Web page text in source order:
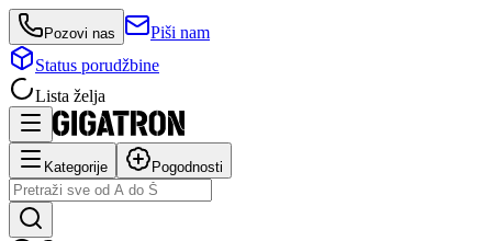
Pozovi nas
Piši nam
Status porudžbine
Lista želja
Kategorije Pogodnosti